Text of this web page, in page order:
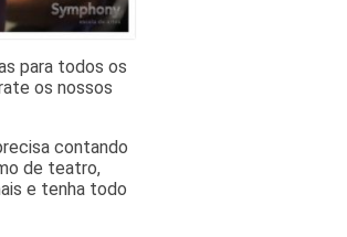
para todos os
os nossos
contando
de teatro,
e tenha todo